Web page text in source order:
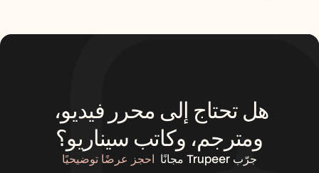
ومترجم، وكاتب سيناريو؟
جرّب Trupeer مجانًا احجز عرضًا توضيحيًا